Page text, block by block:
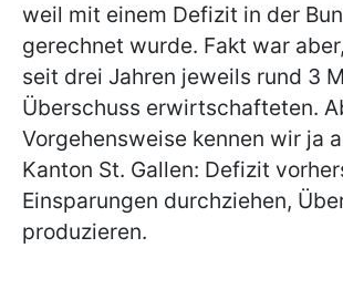
weil mit einem Defizit in der
gerechnet wurde. Fakt war
seit drei Jahren jeweils rund 3
Überschuss erwirtschafteten.
Vorgehensweise kennen wir ja
Kanton St. Gallen: Defizit
Einsparungen durchziehen,
produzieren.